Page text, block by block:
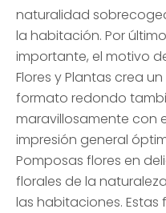
naturalidad
la habitación. Por
importante, el motivo
Flores y Plantas crea
formato redondo
maravillosamente con
impresión general
Pomposas flores en
florales de la
las habitaciones.